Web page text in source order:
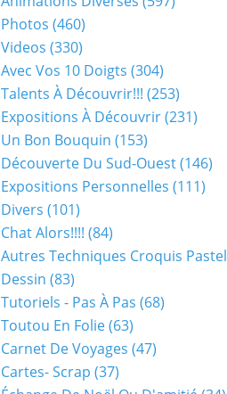
Photos (460)
Videos (330)
Avec Vos 10 Doigts (304)
Talents À Découvrir!!! (253)
Expositions À Découvrir(231)
Un Bon Bouquin (153)
Découverte Du Sud-Ouest(146)
Expositions Personnelles (111)
Divers (101)
Chat Alors!!!! (84)
Autres Techniques Croquis Pastel
Dessin (83)
Tutoriels - Pas À Pas (68)
Toutou En Folie(63)
Carnet De Voyages (47)
Cartes- Scrap (37)